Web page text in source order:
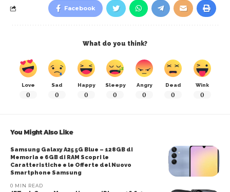
Facebook
What do you think?
Love
0
Sad
0
Happy
0
Sleepy
0
Angry
0
Dead
0
Wink
0
You Might Also Like
Samsung Galaxy A25 5G Blue – 128GB di
Memoria e 6GB di RAM Scopri le
Caratteristiche e le Offerte del Nuovo
Smartphone Samsung
0 MIN READ